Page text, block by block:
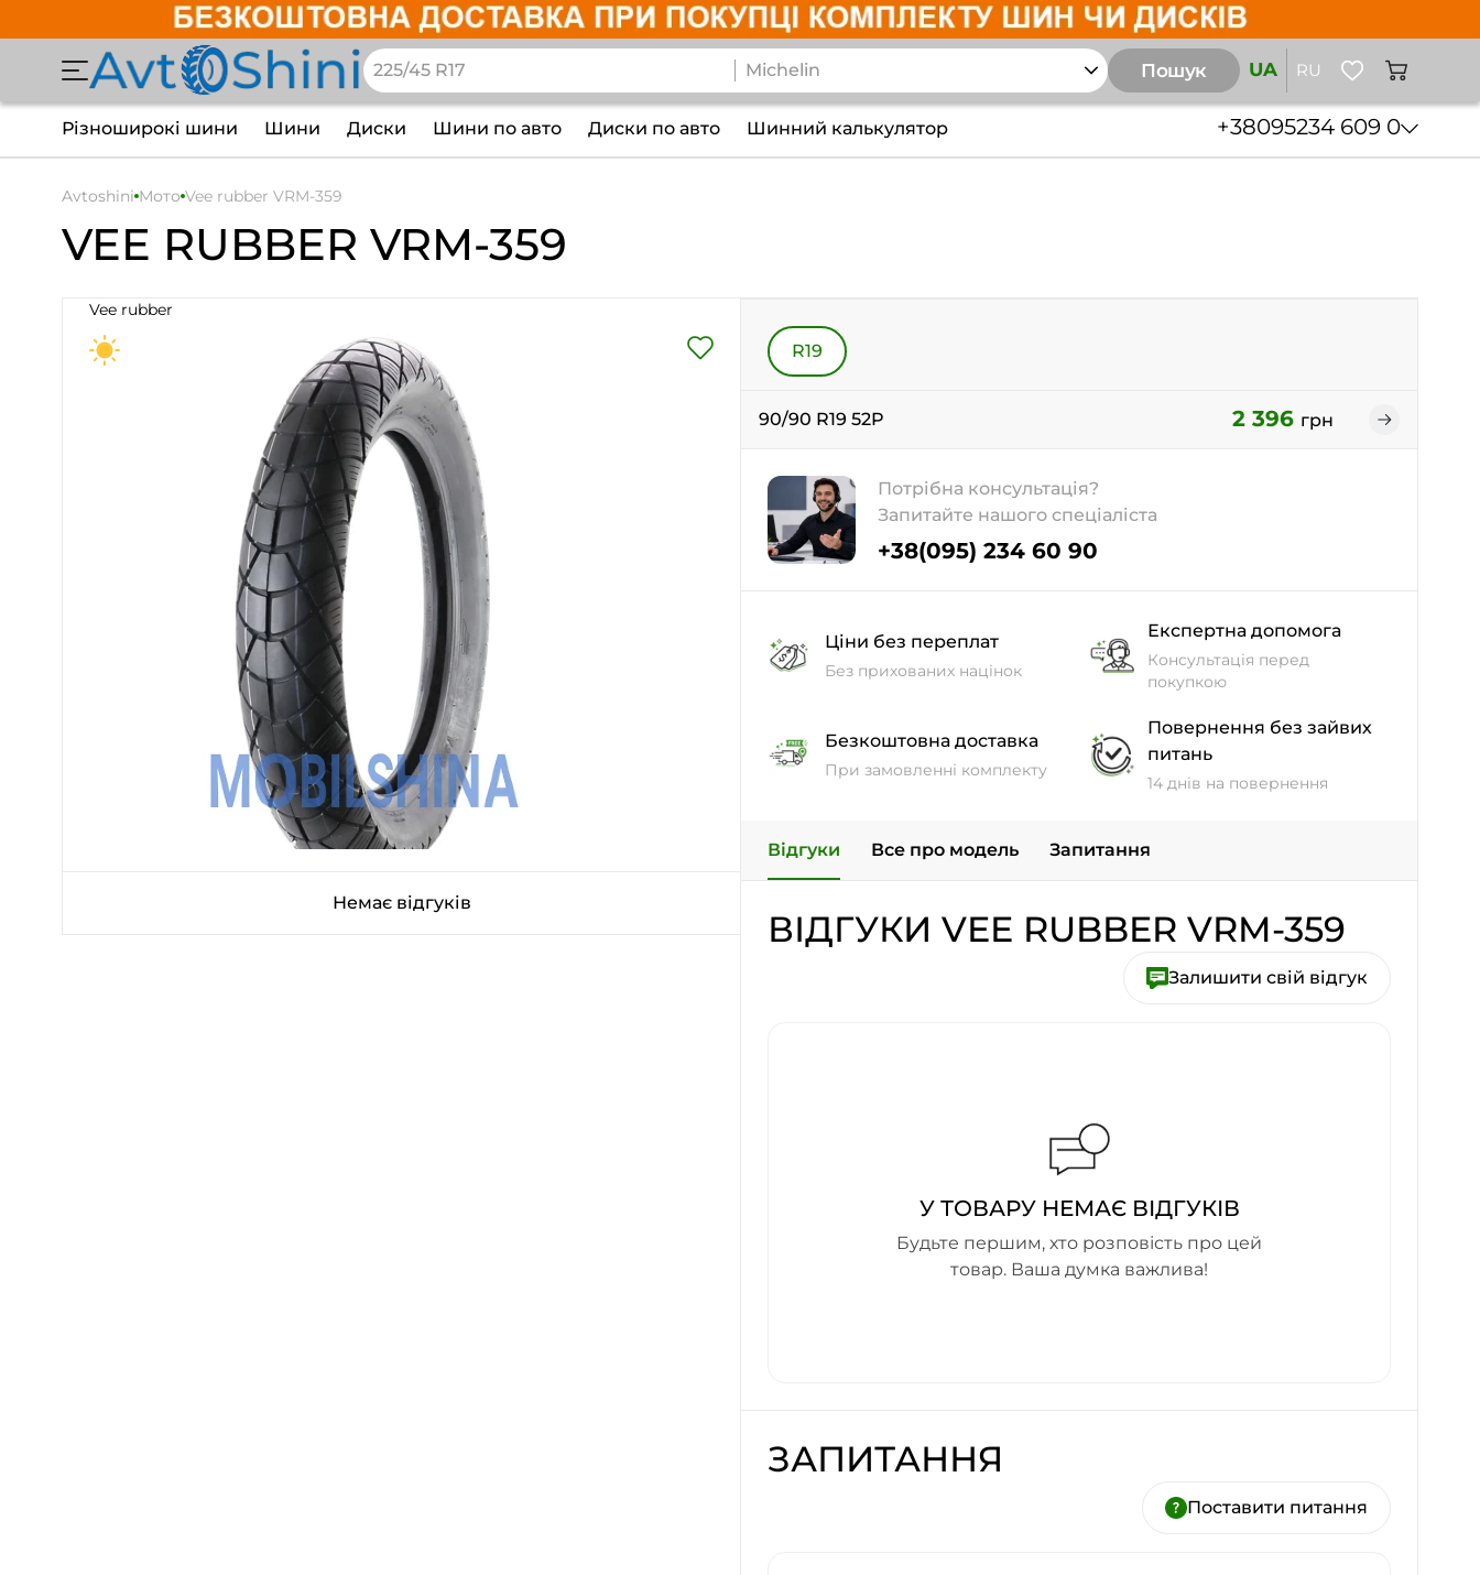
Пошук UA RU
Різноширокі шини Шини Диски Шини по авто Диски по авто Шинний калькулятор +38095234 609 0
Avtoshini Мото Vee rubber VRM-359
VEE RUBBER VRM-359
Vee rubber
Немає відгуків
R19
90/90 R19 52P 2 396 грн
Потрібна консультація?
Запитайте нашого спеціаліста
+38(095) 234 60 90
Ціни без переплат
Без прихованих націнок
Експертна допомога
Консультація перед
покупкою
Безкоштовна доставка
При замовленні комплекту
Повернення без зайвих
питань
14 днів на повернення
Відгуки Все про модель Запитання
ВІДГУКИ VEE RUBBER VRM-359
Залишити свій відгук
У ТОВАРУ НЕМАЄ ВІДГУКІВ
Будьте першим, хто розповість про цей
товар. Ваша думка важлива!
ЗАПИТАННЯ
Поставити питання